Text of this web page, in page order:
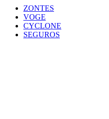
ZONTES
VOGE
CYCLONE
SEGUROS